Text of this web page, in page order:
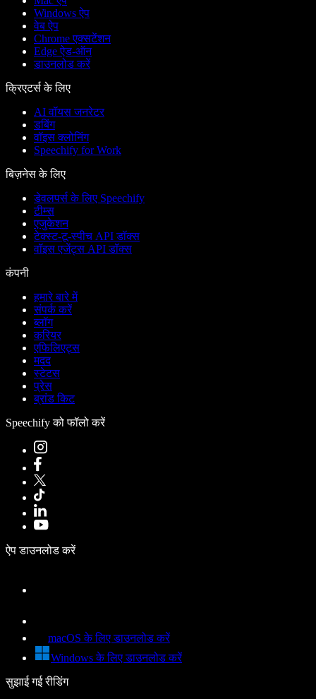
Windows ऐप
वेब ऐप
Chrome एक्सटेंशन
Edge ऐड-ऑन
डाउनलोड करें
क्रिएटर्स के लिए
AI वॉयस जनरेटर
डबिंग
वॉइस क्लोनिंग
Speechify for Work
बिज़नेस के लिए
डेवलपर्स के लिए Speechify
टीम्स
एजुकेशन
टेक्स्ट-टू-स्पीच API डॉक्स
वॉइस एजेंट्स API डॉक्स
कंपनी
हमारे बारे में
संपर्क करें
ब्लॉग
करियर
एफिलिएट्स
मदद
स्टेटस
प्रेस
ब्रांड किट
Speechify को फॉलो करें
ऐप डाउनलोड करें
macOS के लिए डाउनलोड करें
Windows के लिए डाउनलोड करें
सुझाई गई रीडिंग